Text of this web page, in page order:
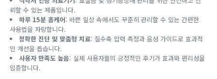
뢰할 수 있는 제품입니다.
하루 15분 홈케어: 바쁜 일상 속에서도 꾸준히 관리할 수 있는 간편한
사용법을 자랑합니다.
정확한 진단 및 맞춤형 치료: 질수축 압력 측정과 음성 가이드로 효과적
인 개선을 돕습니다.
사용자 만족도 높음: 실제 사용자들의 긍정적인 후기가 효과와 편리성을
입증합니다.